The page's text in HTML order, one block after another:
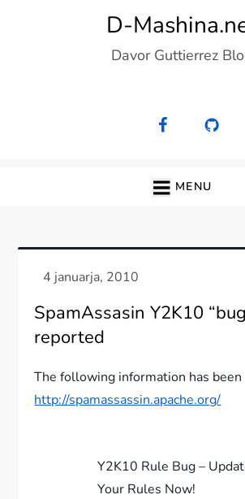
D-
Davor Guttierrez
MENU
SpamAssasin Y2K10
reported
The following information has
http://spamassassin.apache.org/
Y2K10 Rule Bug –
Your Rules Now!